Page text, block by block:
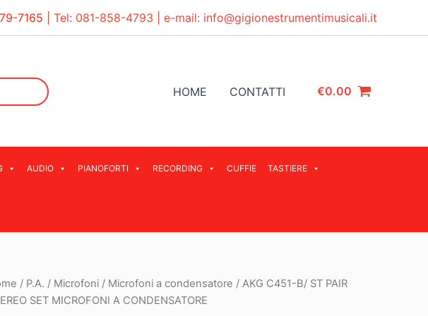
7165 | Tel: 081-858-4793 | e-mail: info@gigionestrumentimusicali.it
HOME CONTATTI €0.00
AUDIO PIANOFORTI RECORDING CUFFIE TASTIERE
/ P.A. / Microfoni / Microfoni a condensatore / AKG C451-B/ ST PAIR
SET MICROFONI A CONDENSATORE